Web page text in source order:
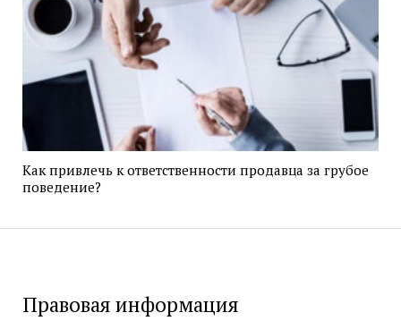
Как привлечь к ответственности продавца за грубое
поведение?
Правовая информация